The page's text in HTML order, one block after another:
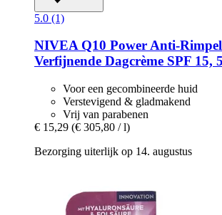
5.0 (1)
NIVEAQ10 Power Anti-​
Verfijnende Dagcrème SPF 15,
Voor een gecombineerde huid
Verstevigend & gladmakend
Vrij van parabenen
€ 15,29 (€ 305,80 / l)
Bezorging uiterlijk op 14. augustus